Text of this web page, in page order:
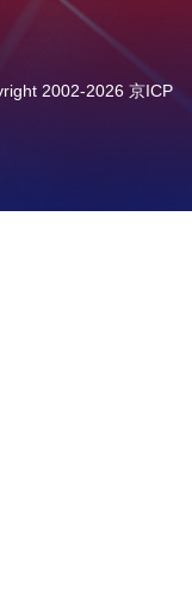
2002-2026 京ICP